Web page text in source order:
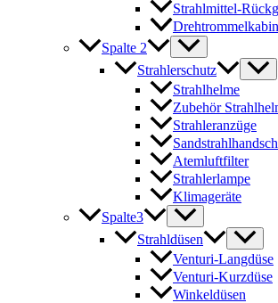
Strahlmittel-
Spalte 2
Strahlerschutz
Strahlhelme
Zubehör
Strahleranzüge
Atemluftfilter
Strahlerlampe
Klimageräte
Spalte3
Strahldüsen
Venturi-Langdüse
Venturi-Kurzdüse
Winkeldüsen